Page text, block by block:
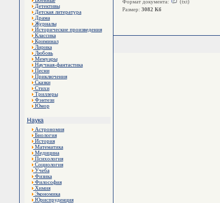
Детективы
Детская литература
Драма
Журналы
Исторические произведения
Классика
Криминал
Лирика
Любовь
Мемуары
Научная-фантастика
Песни
Приключения
Сказки
Стихи
Триллеры
Фэнтези
Юмор
Наука
Астрономия
Биология
История
Математика
Медицина
Психология
Социология
Учеба
Физика
Философия
Химия
Экономика
Юриспруденция
Формат документа:
(txt)
Размер: 3082 Кб